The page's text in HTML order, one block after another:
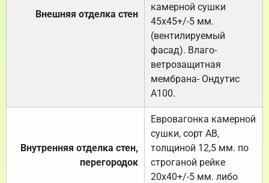
Внешняя отделка стен
камерной сушки
45х45+/-5 мм.
(вентилируемый
фасад). Влаго-
ветрозащитная
мембрана- Ондутис
А100.
Внутренняя отделка стен,
перегородок
Евровагонка камерной
сушки, сорт АВ,
толщиной 12,5 мм. по
строганой рейке
20х40+/-5 мм. либо